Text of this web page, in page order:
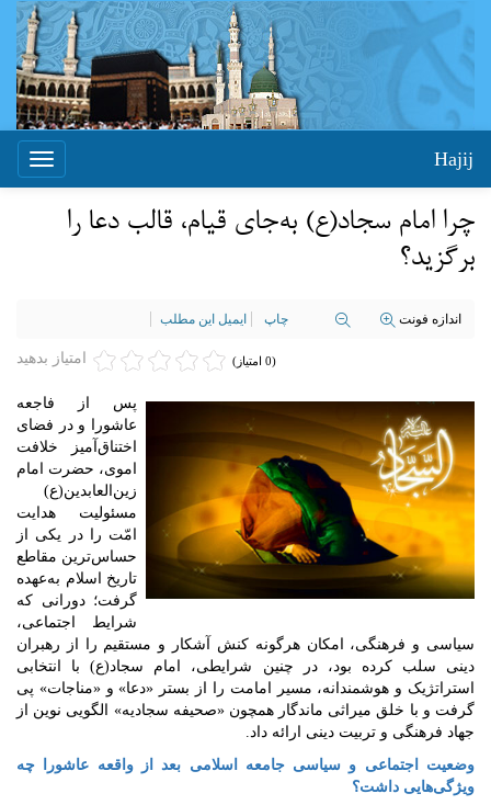
Toggle
Hajij
چرا امام سجاد(ع) به‌جای قیام، قالب دعا را
برگزید؟
اندازه فونت چاپ ایمیل این مطلب
امتیاز بدهید (0 امتیاز)
پس از فاجعه
عاشورا و در فضای
اختناق‌آمیز خلافت
اموی، حضرت امام
زین‌العابدین(ع)
مسئولیت هدایت
امّت را در یکی از
حساس‌ترین مقاطع
تاریخ اسلام به‌عهده
گرفت؛ دورانی که
شرایط اجتماعی،
سیاسی و فرهنگی، امکان هرگونه کنش آشکار و مستقیم را از رهبران
دینی سلب کرده بود، در چنین شرایطی، امام سجاد(ع) با انتخابی
استراتژیک و هوشمندانه، مسیر امامت را از بستر «دعا» و «مناجات» پی
گرفت و با خلق میراثی ماندگار همچون «صحیفه سجادیه» الگویی نوین از
جهاد فرهنگی و تربیت دینی ارائه داد.
وضعیت اجتماعی و سیاسی جامعه اسلامی بعد از واقعه عاشورا چه
ویژگی‌هایی داشت؟